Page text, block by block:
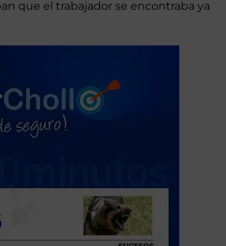
que el trabajador se encontraba ya